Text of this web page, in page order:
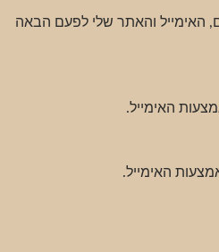
האימייל והאתר שלי לפעם הבאה
האימייל.
האימייל.